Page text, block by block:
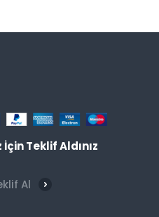
İçin Teklif Aldınız
Al